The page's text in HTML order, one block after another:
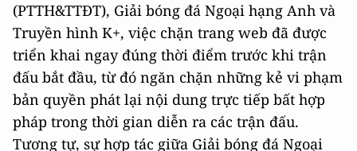
(PTTH&TTĐT), Giải bóng đá Ngoại hạng Anh và
Truyền hình K+, việc chặn trang web đã được
triển khai ngay đúng thời điểm trước khi trận
đấu bắt đầu, từ đó ngăn chặn những kẻ vi phạm
bản quyền phát lại nội dung trực tiếp bất hợp
pháp trong thời gian diễn ra các trận đấu.
Tương tự, sự hợp tác giữa Giải bóng đá Ngoại